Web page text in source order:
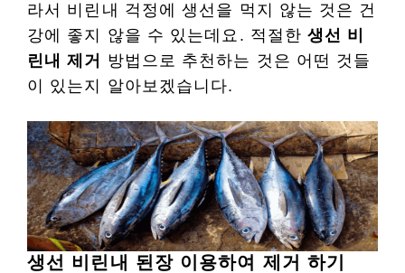
라서 비린내 걱정에 생선을 먹지 않는 것은 건
강에 좋지 않을 수 있는데요. 적절한생선 비
린내 제거
방법으로 추천하는 것은 어떤 것들
이 있는지 알아보겠습니다.
생선 비린내 된장 이용하여 제거 하기